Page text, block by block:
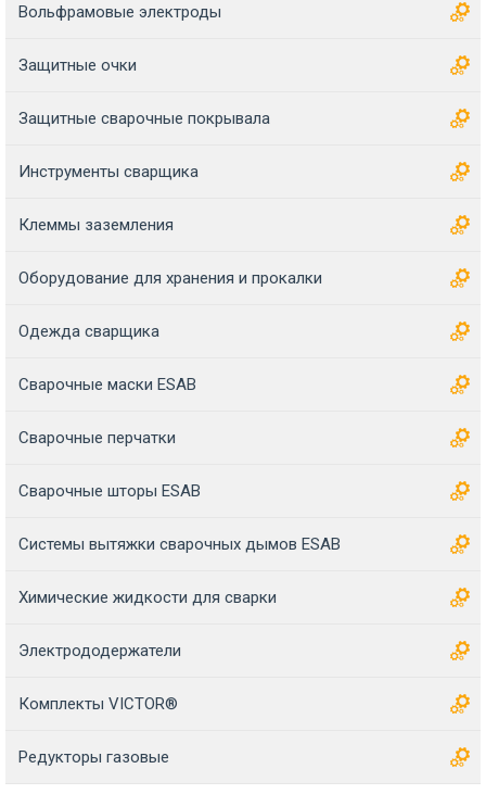
Вольфрамовые электроды
Защитные очки
Защитные сварочные покрывала
Инструменты сварщика
Клеммы заземления
Оборудование для хранения и прокалки
Одежда сварщика
Сварочные маски ESAB
Сварочные перчатки
Сварочные шторы ESAB
Системы вытяжки сварочных дымов ESAB
Химические жидкости для сварки
Электрододержатели
Комплекты VICTOR®
Редукторы газовые